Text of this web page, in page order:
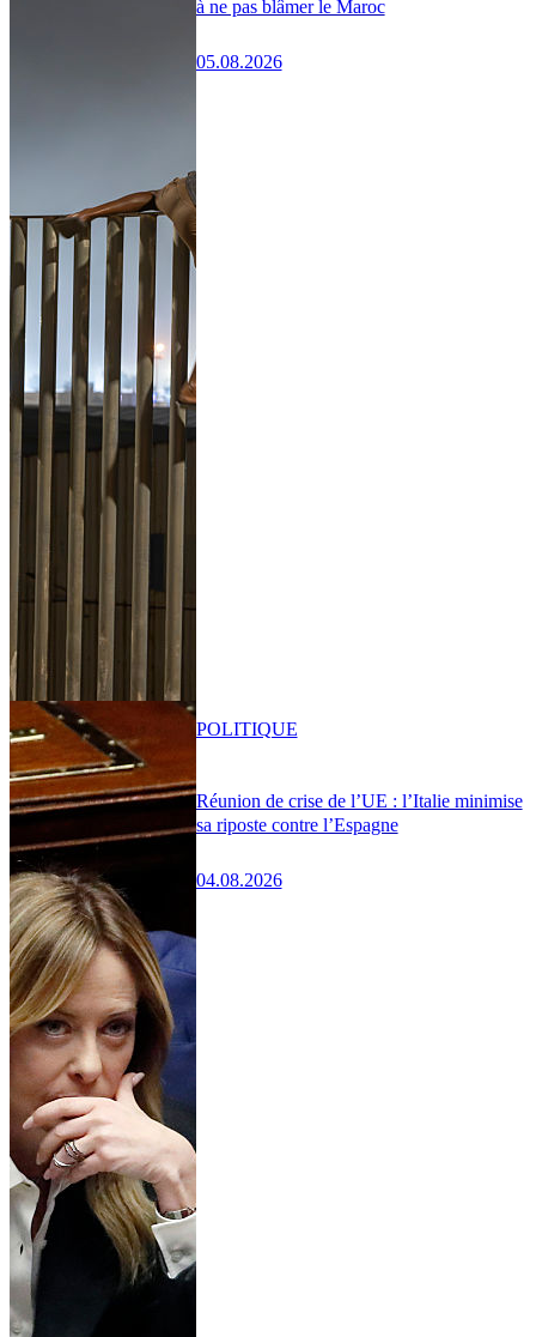
à ne pas blâmer le Maroc
05.08.2026
Réunion de crise de l’UE : l’Italie minimise
sa riposte contre l’Espagne
04.08.2026
POLITIQUE